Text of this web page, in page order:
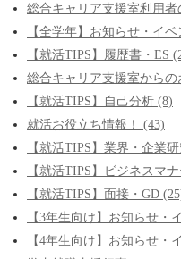
総合キャリア支援室利用者
【全学年】お知らせ・イ
【就活TIPS】履歴書・ES
総合キャリア支援室からの
【就活TIPS】自己分析 (8)
就活お役立ち情報！ (43)
【就活TIPS】業界・企業
【就活TIPS】ビジネスマ
【就活TIPS】面接・GD
【3年生向け】お知らせ・
【4年生向け】お知らせ・